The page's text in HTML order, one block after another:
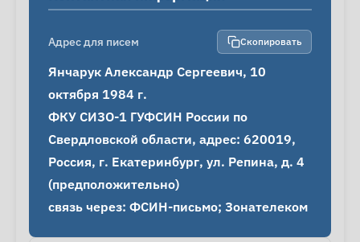
Адрес для писем Скопировать
Янчарук Александр Сергеевич, 10
октября 1984 г.
ФКУ СИЗО-1 ГУФСИН России по
Свердловской области, адрес: 620019,
Россия, г. Екатеринбург, ул. Репина, д. 4
(предположительно)
связь через: ФСИН-письмо; Зонателеком